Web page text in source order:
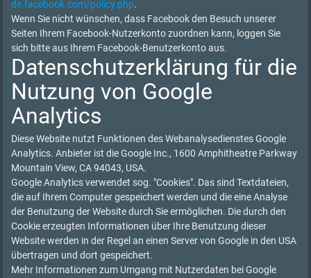
de.facebook.com/policy.php.
Wenn Sie nicht wünschen, dass Facebook den Besuch unserer
Seiten Ihrem Facebook-Nutzerkonto zuordnen kann, loggen Sie
sich bitte aus Ihrem Facebook-Benutzerkonto aus.
Datenschutzerklärung für die
Nutzung von Google
Analytics
Diese Website nutzt Funktionen des Webanalysedienstes Google
Analytics. Anbieter ist die Google Inc., 1600 Amphitheatre Parkway
Mountain View, CA 94043, USA.
Google Analytics verwendet sog. "Cookies". Das sind Textdateien,
die auf Ihrem Computer gespeichert werden und die eine Analyse
der Benutzung der Website durch Sie ermöglichen. Die durch den
Cookie erzeugten Informationen über Ihre Benutzung dieser
Website werden in der Regel an einen Server von Google in den USA
übertragen und dort gespeichert.
Mehr Informationen zum Umgang mit Nutzerdaten bei Google